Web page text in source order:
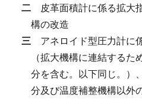
二 皮革面積計に係る拡大
構の改造
三 アネロイド型圧力計に
（拡大機構に連結する
分を含む。以下同じ。）
分及び温度補整機構以外